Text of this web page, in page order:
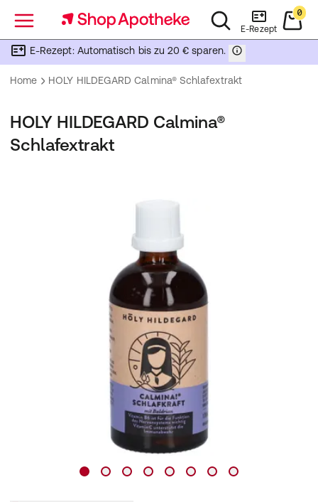
Menü E-Rezept
0
E-Rezept: Automatisch bis zu 20 € sparen.
Home HOLY HILDEGARD Calmina® Schlafextrakt
HOLY HILDEGARD Calmina®
Schlafextrakt